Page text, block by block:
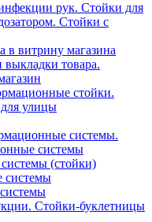
рук. Стойки для
Стойки с
в витрину магазина
товара.
стойки.
улицы
системы.
системы
(стойки)
системы
Стойки-буклетницы